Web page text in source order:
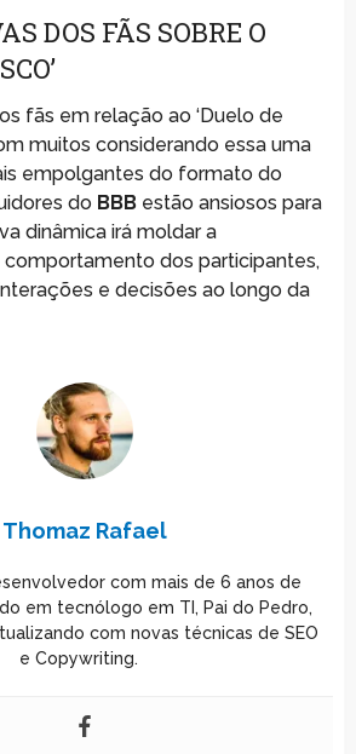
DOS FÃS SOBRE O
fãs em relação ao ‘Duelo de
muitos considerando essa uma
empolgantes do formato do
do BBBestão ansiosos para
dinâmica irá moldar a
dos participantes,
e decisões ao longo da
Thomaz Rafael
com mais de 6 anos de
em tecnólogo em TI, Pai do Pedro,
com novas técnicas de SEO
e Copywriting.